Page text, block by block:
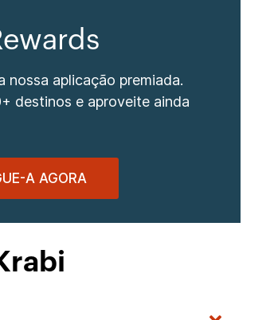
nossa aplicação premiada.
destinos e aproveite ainda
A AGORA